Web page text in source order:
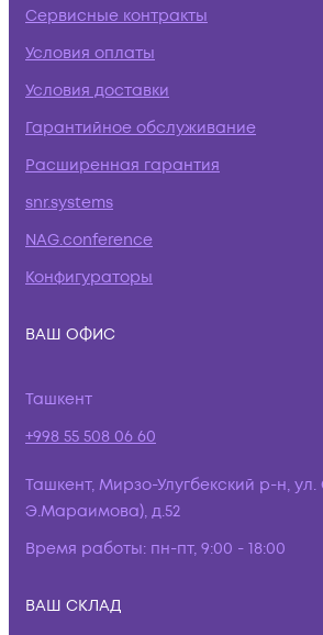
Сервисные контракты
Условия оплаты
Условия доставки
Гарантийное обслуживание
Расширенная гарантия
snr.systems
NAG.conference
Конфигураторы
ВАШ ОФИС
Ташкент
+998 55 508 06 60
Ташкент, Мирзо-Улугбекский р-н,
Э.Мараимова), д.52
Время работы: пн-пт, 9:00 - 18:00
ВАШ СКЛАД